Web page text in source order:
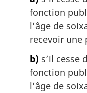
fonction
l’âge de
recevoir une
b) s’il cesse
fonction
l’âge de